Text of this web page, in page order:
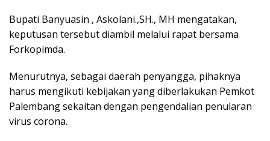
Bupati Banyuasin , Askolani.,SH., MH mengatakan,
keputusan tersebut diambil melalui rapat bersama
Forkopimda.
Menurutnya, sebagai daerah penyangga, pihaknya
harus mengikuti kebijakan yang diberlakukan Pemkot
Palembang sekaitan dengan pengendalian penularan
virus corona.